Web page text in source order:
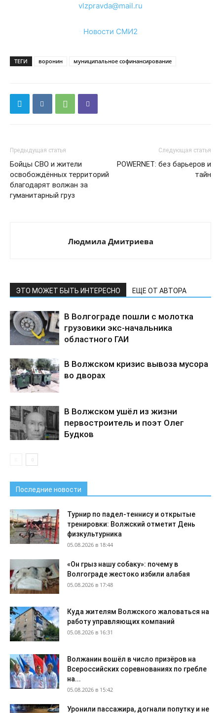
vlzpravda@mail.ru
Новости СМИ2
ТЕГИ воронин муниципальное софинансирование
Предыдущая статья
Бойцы СВО и жители
освобождённых территорий
благодарят волжан за
гуманитарный груз
Следующая статья
POWERNЕT: без барьеров и
тайн
Людмила Дмитриева
ЭТО МОЖЕТ БЫТЬ ИНТЕРЕСНО ЕЩЕ ОТ АВТОРА
В Волгограде пошли с молотка
грузовики экс-начальника
областного ГАИ
В Волжском кризис вывоза мусора
во дворах
В Волжском ушёл из жизни
первостроитель и поэт Олег
Будков
Последние новости
Турнир по падел-теннису и открытые
тренировки: Волжский отметит День
физкультурника
05.08.2026 в 18:44
«Он грыз нашу собаку»: почему в
Волгограде жестоко избили алабая
05.08.2026 в 17:48
Куда жителям Волжского жаловаться на
работу управляющих компаний
05.08.2026 в 16:31
Волжанин вошёл в число призёров на
Всероссийских соревнованиях по гребле
на...
05.08.2026 в 15:42
Уронили пассажира, догнали попутку и не